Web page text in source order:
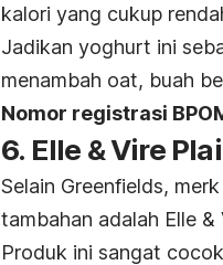
kalori yang cukup
Jadikan yoghurt ini
menambah oat, buah
Nomor registrasi
6. Elle & Vire
Selain Greenfields, merk
tambahan adalah Elle
Produk ini sangat